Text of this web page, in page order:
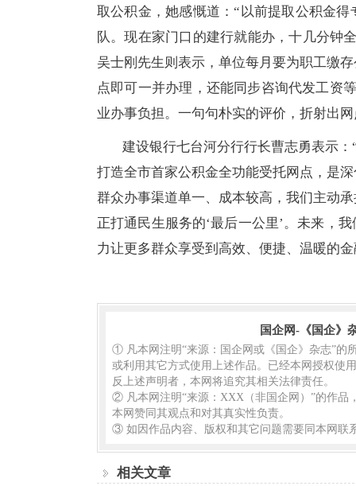
取公积金，她感慨道：“以前提取公积金
队。现在家门口的建行就能办，十几分钟
吴士刚先生则表示，单位每月要为职工缴
点即可一并办理，还能同步咨询代发工资
业办事负担。一句句朴实的评价，折射出
建设银行七台河分行行长曹志勇表示
打造全市首家公积金全功能受托网点，是
群众办事渠道单一、成本较高，我们主动
正打通民生服务的‘最后一公里’。未来，
力让更多群众享受到高效、便捷、温暖的
国企网-《国企》
① 凡本网注明“来源：国企网或《国企》杂志”的
或利用其它方式使用上述作品。已经本网授权使
反上述声明者，本网将追究其相关法律责任。
② 凡本网注明“来源：XXX（非国企网）”的作品
本网赞同其观点和对其真实性负责。
③ 如因作品内容、版权和其它问题需要同本网联
相关文章